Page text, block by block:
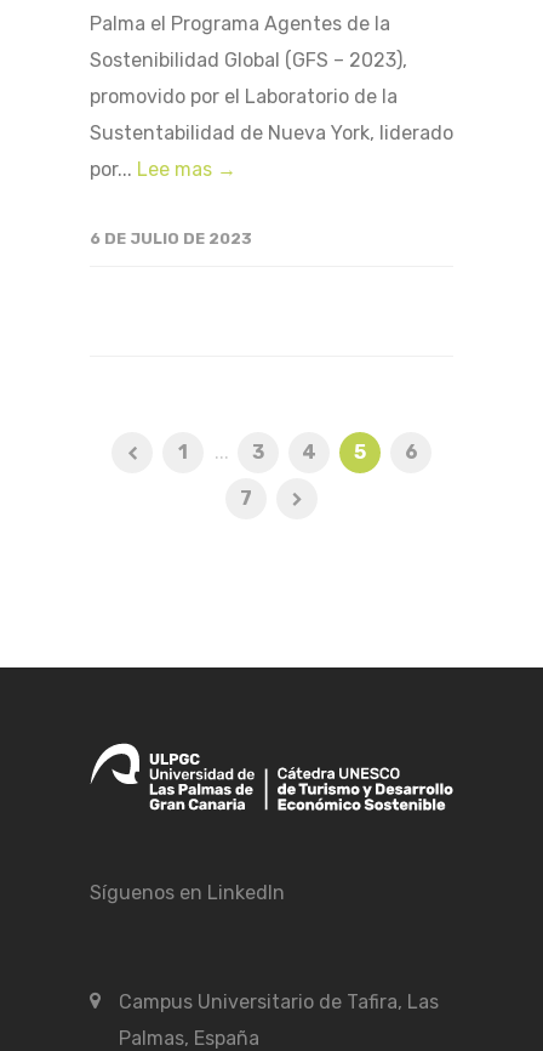
Palma el Programa Agentes de la
Sostenibilidad Global (GFS – 2023),
promovido por el Laboratorio de la
Sustentabilidad de Nueva York, liderado
por... Lee mas →
6 DE JULIO DE 2023
1 ... 3 4 5
6
7
Síguenos en LinkedIn
Campus Universitario de Tafira, Las
Palmas, España